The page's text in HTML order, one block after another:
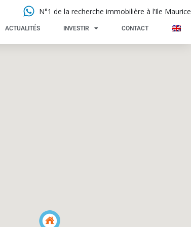
N°1 de la recherche immobilière à l’Ile Maurice
ACTUALITÉS INVESTIR CONTACT